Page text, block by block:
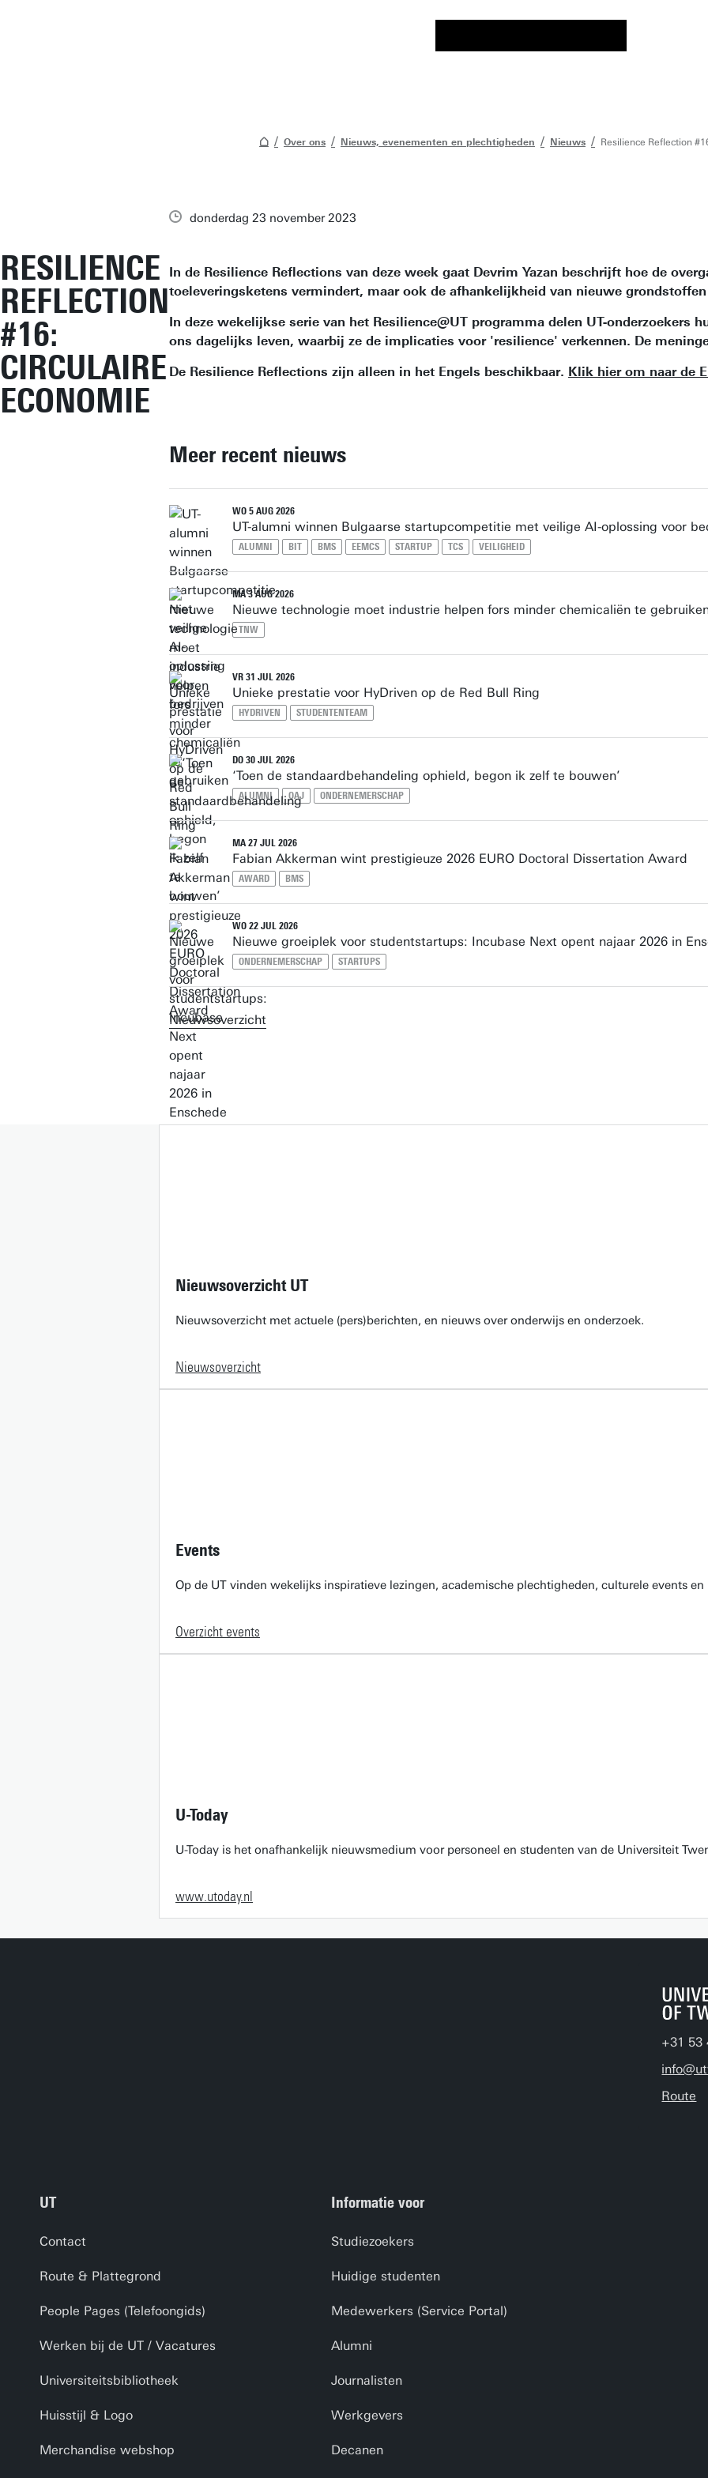
Over ons Nieuws, evenementen en plechtigheden Nieuws Resilience Reflection
RESILIENCE
REFLECTION
#16:
CIRCULAIRE
ECONOMIE
donderdag 23 november 2023
In de Resilience Reflections van deze week gaat Devrim Yazan beschrijft hoe de
toeleveringsketens vermindert, maar ook de afhankelijkheid van nieuwe
In deze wekelijkse serie van het Resilience@UT programma delen UT-
ons dagelijks leven, waarbij ze de implicaties voor 'resilience' verkennen. De
De Resilience Reflections zijn alleen in het Engels beschikbaar. Klik hier om naar de
Meer recent nieuws
WO 5 AUG 2026
UT-alumni winnen Bulgaarse startupcompetitie met veilige AI-oplossing voor
ALUMNI BIT BMS EEMCS STARTUP TCS VEILIGHEID
MA 3 AUG 2026
Nieuwe technologie moet industrie helpen fors minder chemicaliën te
TNW
VR 31 JUL 2026
Unieke prestatie voor HyDriven op de Red Bull Ring
HYDRIVEN STUDENTENTEAM
DO 30 JUL 2026
‘Toen de standaardbehandeling ophield, begon ik zelf te bouwen’
ALUMNI OAJ ONDERNEMERSCHAP
MA 27 JUL 2026
Fabian Akkerman wint prestigieuze 2026 EURO Doctoral Dissertation Award
AWARD BMS
WO 22 JUL 2026
Nieuwe groeiplek voor studentstartups: Incubase Next opent najaar 2026 in
ONDERNEMERSCHAP STARTUPS
Nieuwsoverzicht
Nieuwsoverzicht UT
Nieuwsoverzicht met actuele (pers)berichten, en nieuws over onderwijs en onderzoek.
Nieuwsoverzicht
Events
Op de UT vinden wekelijks inspiratieve lezingen, academische plechtigheden, culturele events
Overzicht events
U-Today
U-Today is het onafhankelijk nieuwsmedium voor personeel en studenten van de Universiteit
www.utoday.nl
+31 53
Route
UT
Contact
Route & Plattegrond
People Pages (Telefoongids)
Werken bij de UT / Vacatures
Universiteitsbibliotheek
Huisstijl & Logo
Merchandise webshop
Informatie voor
Studiezoekers
Huidige studenten
Medewerkers (Service Portal)
Alumni
Journalisten
Werkgevers
Decanen